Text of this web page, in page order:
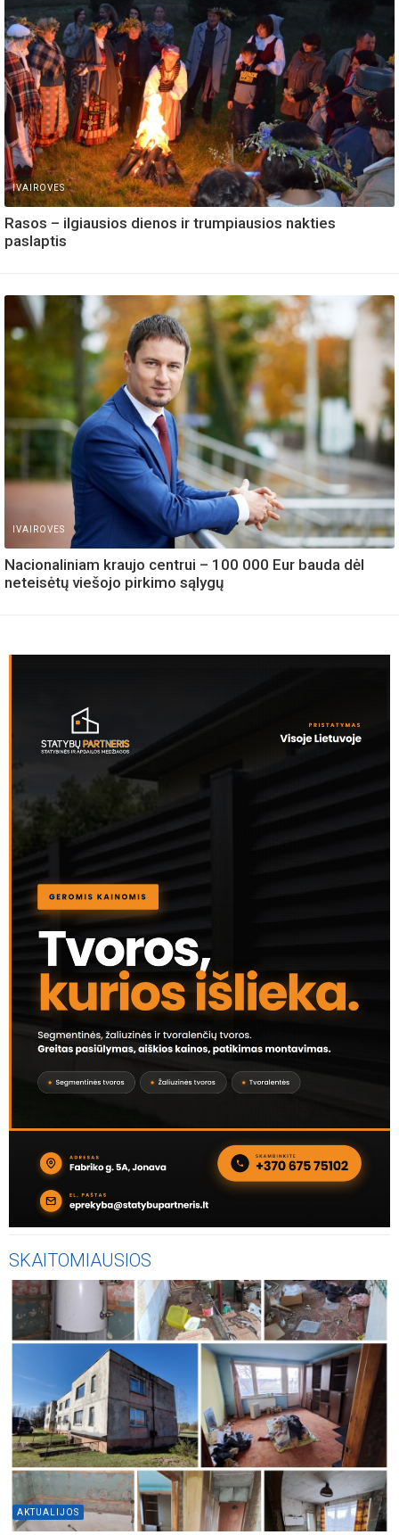
SKAITOMIAUSIOS
AKTUALIJOS
IVAIROVES
Rasos – ilgiausios dienos ir trumpiausios nakties
paslaptis
IVAIROVES
Nacionaliniam kraujo centrui – 100 000 Eur bauda dėl
neteisėtų viešojo pirkimo sąlygų